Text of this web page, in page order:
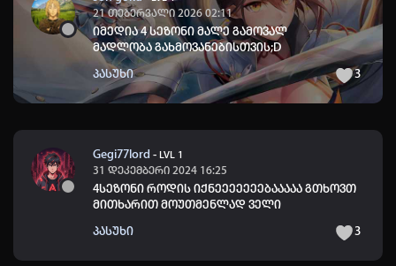
21 თებერვალი 2026 02:11
იმედია 4 სეზონი მალე გამოვალ
მადლობა გახმოვანებისთვის;D
პასუხი 3
Gegi77lord - LVL 1
31 დეკემბერი 2024 16:25
4სეზონი როდის იქნეეეეეეებააააა გთხოვთ
მითხარით მოუთმენლად ველი
პასუხი 3